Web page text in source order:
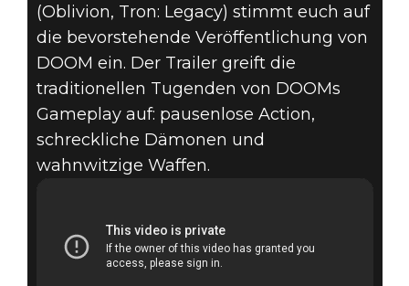
DOOM (2016)
31. März 2016
DOOM – FIGHT
LIKE HELL
CINEMATIC-
TRAILER
(Oblivion, Tron: Legacy) stimmt euch auf
die bevorstehende Veröffentlichung von
DOOM ein. Der Trailer greift die
traditionellen Tugenden von DOOMs
Gameplay auf: pausenlose Action,
schreckliche Dämonen und
wahnwitzige Waffen.